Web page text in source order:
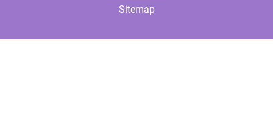
Sitemap